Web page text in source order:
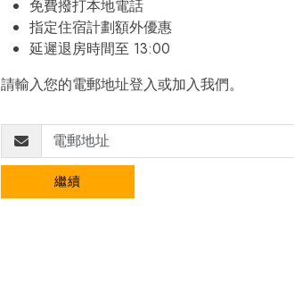
免費撥打本地電話
指定住宿計劃額外優惠
延遲退房時間至 13:00
請輸入您的電郵地址登入或加入我們。
繼續